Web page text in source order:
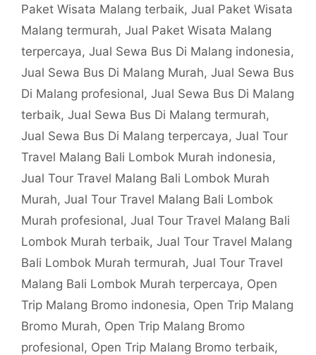
Paket Wisata Malang terbaik, Jual Paket Wisata
Malang termurah, Jual Paket Wisata Malang
terpercaya, Jual Sewa Bus Di Malang indonesia,
Jual Sewa Bus Di Malang Murah, Jual Sewa Bus
Di Malang profesional, Jual Sewa Bus Di Malang
terbaik, Jual Sewa Bus Di Malang termurah,
Jual Sewa Bus Di Malang terpercaya, Jual Tour
Travel Malang Bali Lombok Murah indonesia,
Jual Tour Travel Malang Bali Lombok Murah
Murah, Jual Tour Travel Malang Bali Lombok
Murah profesional, Jual Tour Travel Malang Bali
Lombok Murah terbaik, Jual Tour Travel Malang
Bali Lombok Murah termurah, Jual Tour Travel
Malang Bali Lombok Murah terpercaya, Open
Trip Malang Bromo indonesia, Open Trip Malang
Bromo Murah, Open Trip Malang Bromo
profesional, Open Trip Malang Bromo terbaik,